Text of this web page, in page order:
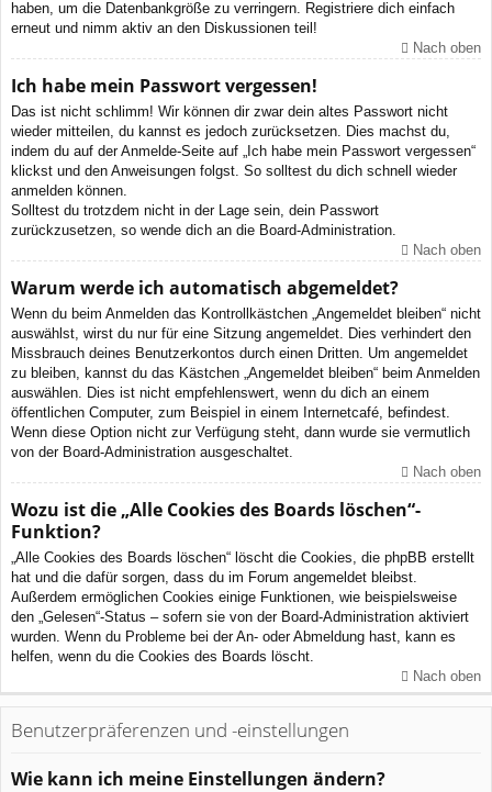
haben, um die Datenbankgröße zu verringern. Registriere dich einfach
erneut und nimm aktiv an den Diskussionen teil!
Nach oben
Ich habe mein Passwort vergessen!
Das ist nicht schlimm! Wir können dir zwar dein altes Passwort nicht
wieder mitteilen, du kannst es jedoch zurücksetzen. Dies machst du,
indem du auf der Anmelde-Seite auf „Ich habe mein Passwort vergessen“
klickst und den Anweisungen folgst. So solltest du dich schnell wieder
anmelden können.
Solltest du trotzdem nicht in der Lage sein, dein Passwort
zurückzusetzen, so wende dich an die Board-Administration.
Nach oben
Warum werde ich automatisch abgemeldet?
Wenn du beim Anmelden das Kontrollkästchen „Angemeldet bleiben“ nicht
auswählst, wirst du nur für eine Sitzung angemeldet. Dies verhindert den
Missbrauch deines Benutzerkontos durch einen Dritten. Um angemeldet
zu bleiben, kannst du das Kästchen „Angemeldet bleiben“ beim Anmelden
auswählen. Dies ist nicht empfehlenswert, wenn du dich an einem
öffentlichen Computer, zum Beispiel in einem Internetcafé, befindest.
Wenn diese Option nicht zur Verfügung steht, dann wurde sie vermutlich
von der Board-Administration ausgeschaltet.
Nach oben
Wozu ist die „Alle Cookies des Boards löschen“-
Funktion?
„Alle Cookies des Boards löschen“ löscht die Cookies, die phpBB erstellt
hat und die dafür sorgen, dass du im Forum angemeldet bleibst.
Außerdem ermöglichen Cookies einige Funktionen, wie beispielsweise
den „Gelesen“-Status – sofern sie von der Board-Administration aktiviert
wurden. Wenn du Probleme bei der An- oder Abmeldung hast, kann es
helfen, wenn du die Cookies des Boards löscht.
Nach oben
Benutzerpräferenzen und -einstellungen
Wie kann ich meine Einstellungen ändern?